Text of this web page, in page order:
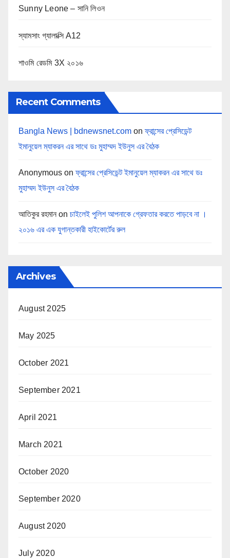
Sunny Leone – সানি লিওন
স্যামসাং গ্যালাক্সি A12
শাওমি রেডমি 3X ২০১৬
Recent Comments
Bangla News | bdnewsnet.com onফ্রান্সের প্রেসিডেন্ট
ইমানুয়েল ম্যাকরন এর সাথে ডঃ মুহাম্মদ ইউনুস এর বৈঠক
Anonymous onফ্রান্সের প্রেসিডেন্ট ইমানুয়েল ম্যাকরন এর সাথে ডঃ
মুহাম্মদ ইউনুস এর বৈঠক
আতিকুর রহমান on চাইলেই পুলিশ আপনাকে গ্রেফতার করতে পাড়বে না ।
২০১৬ এর এক যুগান্তকারী হাইকোর্টের রুল
Archives
August 2025
May 2025
October 2021
September 2021
April 2021
March 2021
October 2020
September 2020
August 2020
July 2020